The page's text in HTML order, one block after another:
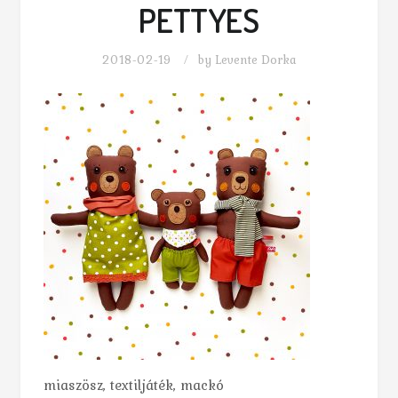
PETTYES
2018-02-19 by Levente Dorka
miaszösz, textiljáték, mackó